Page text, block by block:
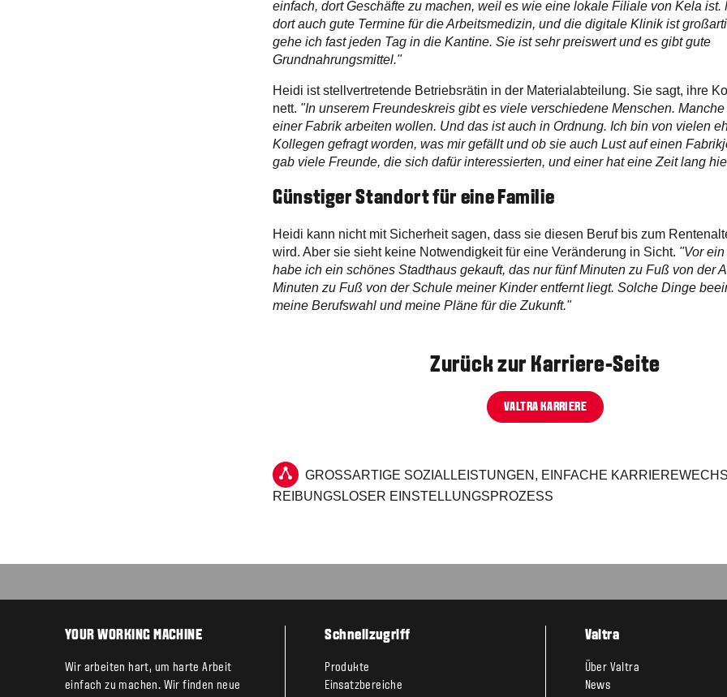
einfach, dort Geschäfte zu machen, weil es wie eine lokale Filiale von Kela ist.
dort auch gute Termine für die Arbeitsmedizin, und die digitale Klinik ist
gehe ich fast jeden Tag in die Kantine. Sie ist sehr preiswert und es gibt gute
Grundnahrungsmittel."
Heidi ist stellvertretende Betriebsrätin in der Materialabteilung. Sie sagt, ihre
nett. "In unserem Freundeskreis gibt es viele verschiedene Menschen.
einer Fabrik arbeiten wollen. Und das ist auch in Ordnung. Ich bin von vielen
Kollegen gefragt worden, was mir gefällt und ob sie auch Lust auf einen
gab viele Freunde, die sich dafür interessierten, und einer hat eine Zeit lang
Günstiger Standort für eine Familie
Heidi kann nicht mit Sicherheit sagen, dass sie diesen Beruf bis zum
wird. Aber sie sieht keine Notwendigkeit für eine Veränderung in Sicht. "Vor
habe ich ein schönes Stadthaus gekauft, das nur fünf Minuten zu Fuß von der
Minuten zu Fuß von der Schule meiner Kinder entfernt liegt. Solche Dinge
meine Berufswahl und meine Pläne für die Zukunft."
Zurück zur Karriere-Seite
VALTRA KARRIERE
GROSSARTIGE SOZIALLEISTUNGEN, EINFACHE
EIBUNGSLOSER EINSTELLUNGSPROZESS
YOUR WORKING MACHINE
Wir arbeiten hart, um harte Arbeit
einfach zu machen. Wir finden neue
Schnellzugriff
Produkte
Einsatzbereiche
Valtra
Über Valtra
News